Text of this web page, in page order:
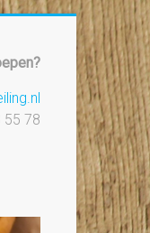
55 78